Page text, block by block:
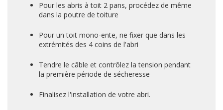
Pour les abris à toit 2 pans, procédez de même
dans la poutre de toiture
Pour un toit mono-ente, ne fixer que dans les
extrémités des 4 coins de l'abri
Tendre le câble et contrôlez la tension pendant
la première période de sécheresse
Finalisez l'installation de votre abri.